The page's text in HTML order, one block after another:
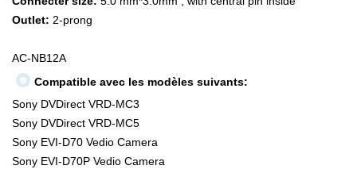
Outlet: 2-prong
AC-NB12A
Compatible avec les modèles suivants:
Sony DVDirect VRD-MC3
Sony DVDirect VRD-MC5
Sony EVI-D70 Vedio Camera
Sony EVI-D70P Vedio Camera